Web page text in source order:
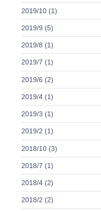
2019/10 (1)
2019/9 (5)
2019/8 (1)
2019/7 (1)
2019/6 (2)
2019/4 (1)
2019/3 (1)
2019/2 (1)
2018/10 (3)
2018/7 (1)
2018/4 (2)
2018/2 (2)